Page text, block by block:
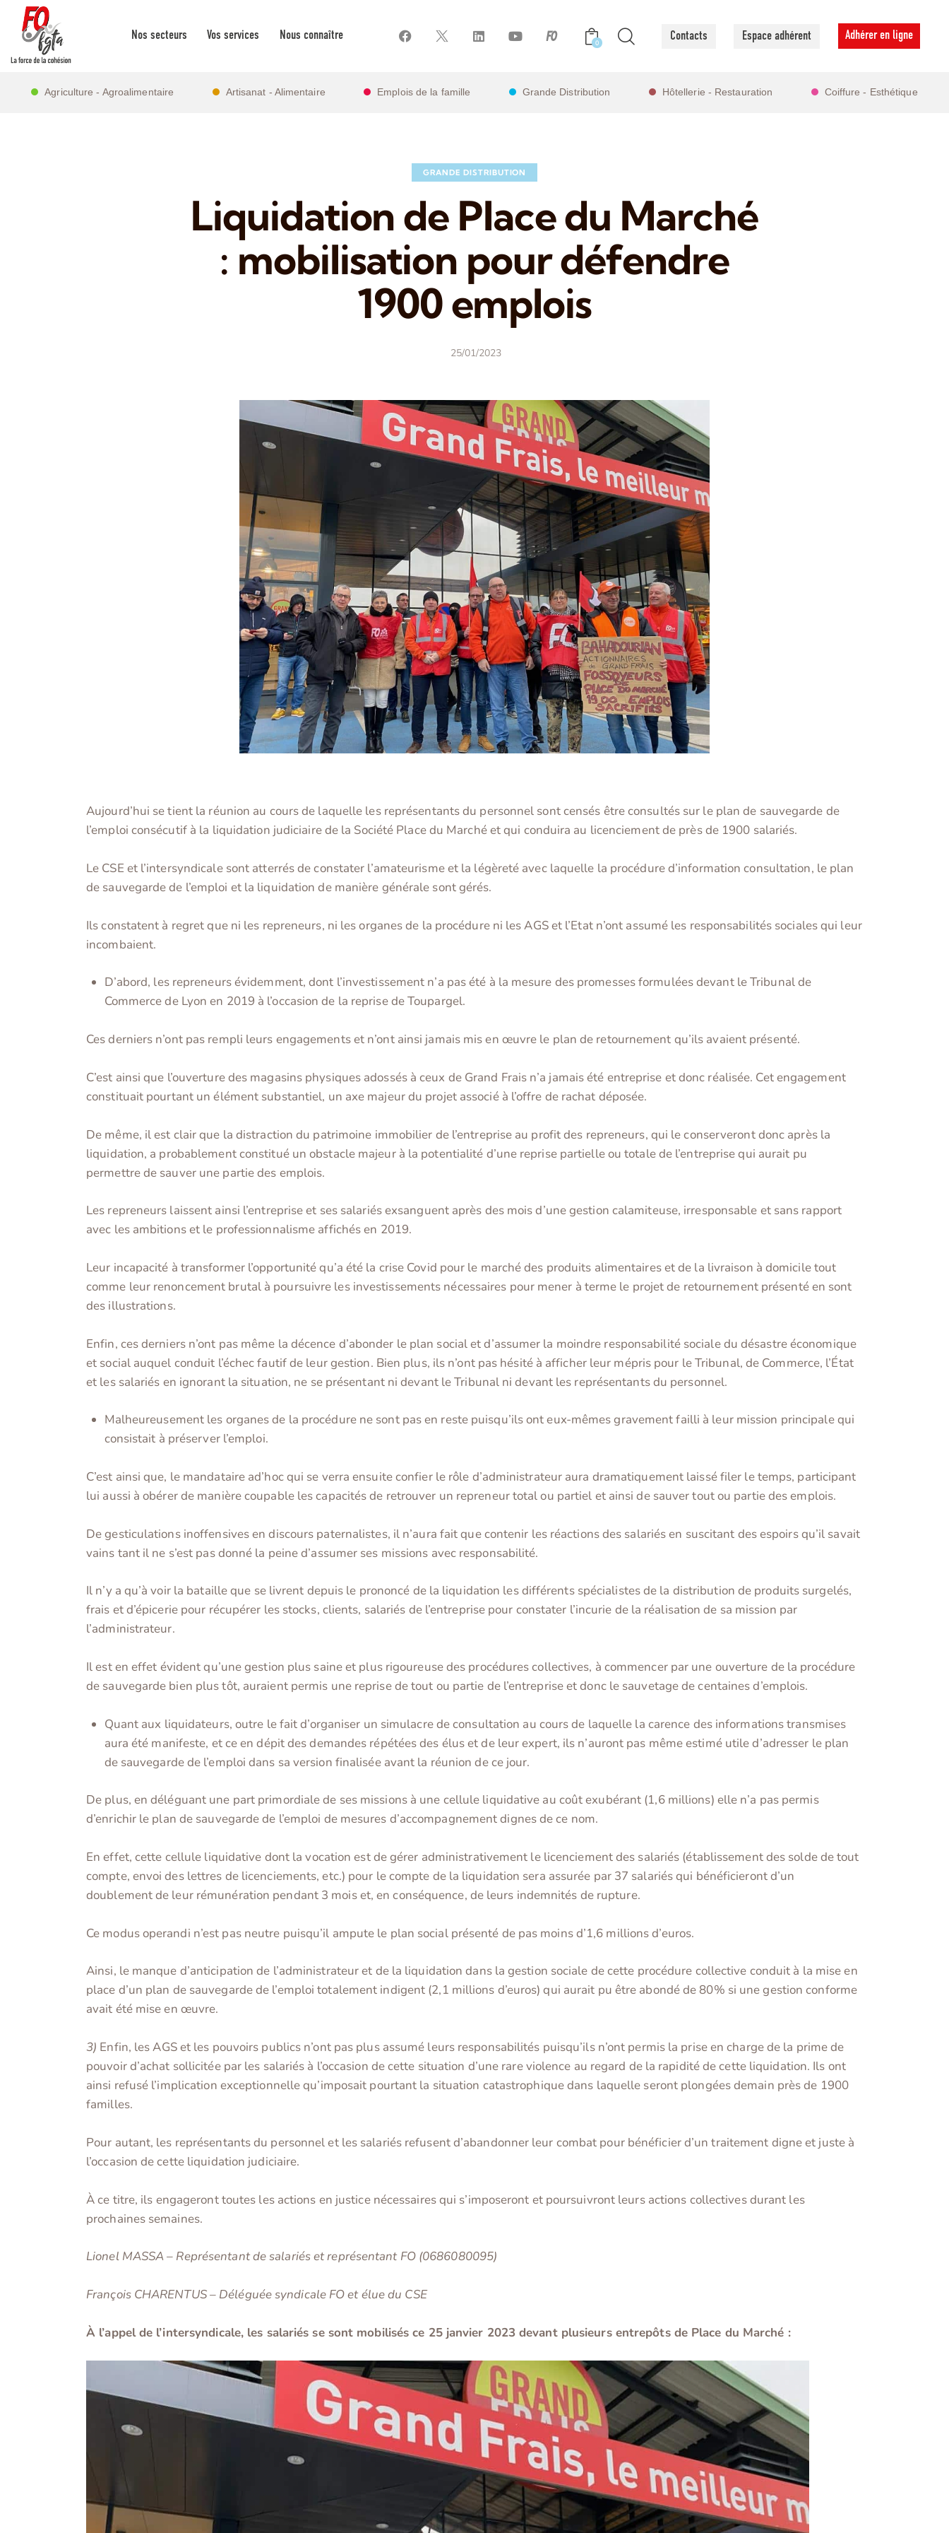
Nos secteurs Vos services Nous connaître
0 Contacts Espace adhérent Adhérer en ligne
Agriculture - Agroalimentaire Artisanat - Alimentaire Emplois de la famille Grande Distribution Hôtellerie - Restauration Coiffure - Esthétique
GRANDE DISTRIBUTION
Liquidation de Place du Marché
: mobilisation pour défendre
1900 emplois
25/01/2023
Aujourd’hui se tient la réunion au cours de laquelle les représentants du personnel sont censés être consultés sur le plan de sauvegarde de
l’emploi consécutif à la liquidation judiciaire de la Société Place du Marché et qui conduira au licenciement de près de 1900 salariés.
Le CSE et l’intersyndicale sont atterrés de constater l’amateurisme et la légèreté avec laquelle la procédure d’information consultation, le plan
de sauvegarde de l’emploi et la liquidation de manière générale sont gérés.
Ils constatent à regret que ni les repreneurs, ni les organes de la procédure ni les AGS et l’Etat n’ont assumé les responsabilités sociales qui leur
incombaient.
D’abord, les repreneurs évidemment, dont l’investissement n’a pas été à la mesure des promesses formulées devant le Tribunal de
Commerce de Lyon en 2019 à l’occasion de la reprise de Toupargel.
Ces derniers n’ont pas rempli leurs engagements et n’ont ainsi jamais mis en œuvre le plan de retournement qu’ils avaient présenté.
C’est ainsi que l’ouverture des magasins physiques adossés à ceux de Grand Frais n’a jamais été entreprise et donc réalisée. Cet engagement
constituait pourtant un élément substantiel, un axe majeur du projet associé à l’offre de rachat déposée.
De même, il est clair que la distraction du patrimoine immobilier de l’entreprise au profit des repreneurs, qui le conserveront donc après la
liquidation, a probablement constitué un obstacle majeur à la potentialité d’une reprise partielle ou totale de l’entreprise qui aurait pu
permettre de sauver une partie des emplois.
Les repreneurs laissent ainsi l’entreprise et ses salariés exsanguent après des mois d’une gestion calamiteuse, irresponsable et sans rapport
avec les ambitions et le professionnalisme affichés en 2019.
Leur incapacité à transformer l’opportunité qu’a été la crise Covid pour le marché des produits alimentaires et de la livraison à domicile tout
comme leur renoncement brutal à poursuivre les investissements nécessaires pour mener à terme le projet de retournement présenté en sont
des illustrations.
Enfin, ces derniers n’ont pas même la décence d’abonder le plan social et d’assumer la moindre responsabilité sociale du désastre économique
et social auquel conduit l’échec fautif de leur gestion. Bien plus, ils n’ont pas hésité à afficher leur mépris pour le Tribunal, de Commerce, l’État
et les salariés en ignorant la situation, ne se présentant ni devant le Tribunal ni devant les représentants du personnel.
Malheureusement les organes de la procédure ne sont pas en reste puisqu’ils ont eux-mêmes gravement failli à leur mission principale qui
consistait à préserver l’emploi.
C’est ainsi que, le mandataire ad’hoc qui se verra ensuite confier le rôle d’administrateur aura dramatiquement laissé filer le temps, participant
lui aussi à obérer de manière coupable les capacités de retrouver un repreneur total ou partiel et ainsi de sauver tout ou partie des emplois.
De gesticulations inoffensives en discours paternalistes, il n’aura fait que contenir les réactions des salariés en suscitant des espoirs qu’il savait
vains tant il ne s’est pas donné la peine d’assumer ses missions avec responsabilité.
Il n’y a qu’à voir la bataille que se livrent depuis le prononcé de la liquidation les différents spécialistes de la distribution de produits surgelés,
frais et d’épicerie pour récupérer les stocks, clients, salariés de l’entreprise pour constater l’incurie de la réalisation de sa mission par
l’administrateur.
Il est en effet évident qu’une gestion plus saine et plus rigoureuse des procédures collectives, à commencer par une ouverture de la procédure
de sauvegarde bien plus tôt, auraient permis une reprise de tout ou partie de l’entreprise et donc le sauvetage de centaines d’emplois.
Quant aux liquidateurs, outre le fait d’organiser un simulacre de consultation au cours de laquelle la carence des informations transmises
aura été manifeste, et ce en dépit des demandes répétées des élus et de leur expert, ils n’auront pas même estimé utile d’adresser le plan
de sauvegarde de l’emploi dans sa version finalisée avant la réunion de ce jour.
De plus, en déléguant une part primordiale de ses missions à une cellule liquidative au coût exubérant (1,6 millions) elle n’a pas permis
d’enrichir le plan de sauvegarde de l’emploi de mesures d’accompagnement dignes de ce nom.
En effet, cette cellule liquidative dont la vocation est de gérer administrativement le licenciement des salariés (établissement des solde de tout
compte, envoi des lettres de licenciements, etc.) pour le compte de la liquidation sera assurée par 37 salariés qui bénéficieront d’un
doublement de leur rémunération pendant 3 mois et, en conséquence, de leurs indemnités de rupture.
Ce modus operandi n’est pas neutre puisqu’il ampute le plan social présenté de pas moins d’1,6 millions d’euros.
Ainsi, le manque d’anticipation de l’administrateur et de la liquidation dans la gestion sociale de cette procédure collective conduit à la mise en
place d’un plan de sauvegarde de l’emploi totalement indigent (2,1 millions d’euros) qui aurait pu être abondé de 80% si une gestion conforme
avait été mise en œuvre.
3) Enfin, les AGS et les pouvoirs publics n’ont pas plus assumé leurs responsabilités puisqu’ils n’ont permis la prise en charge de la prime de
pouvoir d’achat sollicitée par les salariés à l’occasion de cette situation d’une rare violence au regard de la rapidité de cette liquidation. Ils ont
ainsi refusé l’implication exceptionnelle qu’imposait pourtant la situation catastrophique dans laquelle seront plongées demain près de 1900
familles.
Pour autant, les représentants du personnel et les salariés refusent d’abandonner leur combat pour bénéficier d’un traitement digne et juste à
l’occasion de cette liquidation judiciaire.
À ce titre, ils engageront toutes les actions en justice nécessaires qui s’imposeront et poursuivront leurs actions collectives durant les
prochaines semaines.
Lionel MASSA – Représentant de salariés et représentant FO (0686080095)
François CHARENTUS – Déléguée syndicale FO et élue du CSE
À l’appel de l’intersyndicale, les salariés se sont mobilisés ce 25 janvier 2023 devant plusieurs entrepôts de Place du Marché :